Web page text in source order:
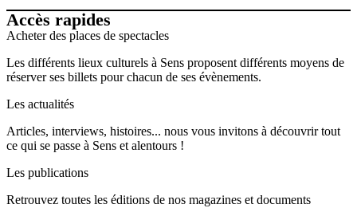
Accès rapides
Acheter des places de spectacles
Les différents lieux culturels à Sens proposent différents moyens de
réserver ses billets pour chacun de ses évènements.
Les actualités
Articles, interviews, histoires... nous vous invitons à découvrir tout
ce qui se passe à Sens et alentours !
Les publications
Retrouvez toutes les éditions de nos magazines et documents